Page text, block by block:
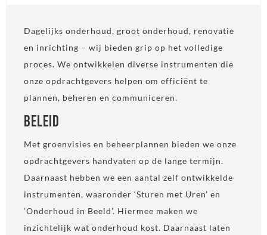
Dagelijks onderhoud, groot onderhoud, renovatie
en inrichting – wij bieden grip op het volledige
proces. We ontwikkelen diverse instrumenten die
onze opdrachtgevers helpen om efficiënt te
plannen, beheren en communiceren.
Beleid
Met groenvisies en beheerplannen bieden we onze
opdrachtgevers handvaten op de lange termijn.
Daarnaast hebben we een aantal zelf ontwikkelde
instrumenten, waaronder ‘Sturen met Uren’ en
‘Onderhoud in Beeld’. Hiermee maken we
inzichtelijk wat onderhoud kost. Daarnaast laten